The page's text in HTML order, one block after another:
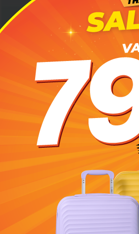
Tùy vào trọng lượng và hạng